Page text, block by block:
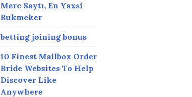
Merc Saytı, En Yaxsi
Bukmeker
betting joining bonus
10 Finest Mailbox Order
Bride Websites To Help
Discover Like
Anywhere